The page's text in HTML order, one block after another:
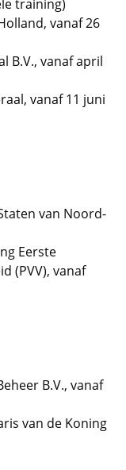
training)
vanaf 26
B.V., vanaf april
vanaf 11 juni
van Noord-
Eerste
(PVV), vanaf
B.V., vanaf
van de Koning